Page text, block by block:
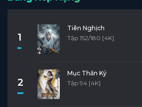
1
Tiên Nghịch
Tập 152/180 [4K]
2
Mục Thần Ký
Tập 94 [4K]